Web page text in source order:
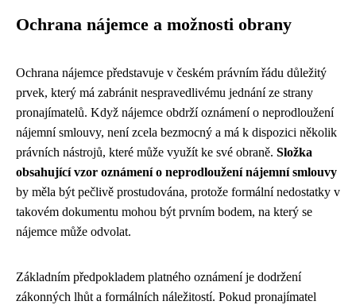
Ochrana nájemce a možnosti obrany
Ochrana nájemce představuje v českém právním řádu důležitý
prvek, který má zabránit nespravedlivému jednání ze strany
pronajímatelů. Když nájemce obdrží oznámení o neprodloužení
nájemní smlouvy, není zcela bezmocný a má k dispozici několik
právních nástrojů, které může využít ke své obraně. Složka
obsahující vzor oznámení o neprodloužení nájemní smlouvy
by měla být pečlivě prostudována, protože formální nedostatky v
takovém dokumentu mohou být prvním bodem, na který se
nájemce může odvolat.
Základním předpokladem platného oznámení je dodržení
zákonných lhůt a formálních náležitostí. Pokud pronajímatel